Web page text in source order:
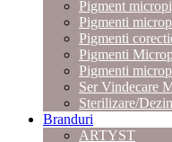
Pigment
Pigmenti
Pigmenti
Pigmenti
Pigmenti
Ser Vindecare
Sterilizare/
Branduri
ARTYST